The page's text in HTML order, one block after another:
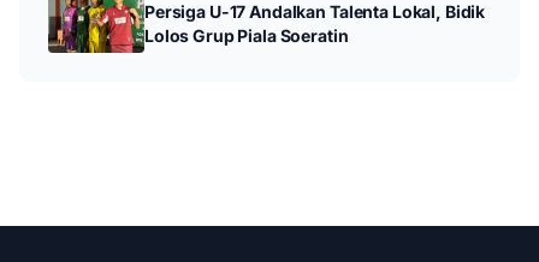
Persiga U-17 Andalkan Talenta Lokal, Bidik
Lolos Grup Piala Soeratin